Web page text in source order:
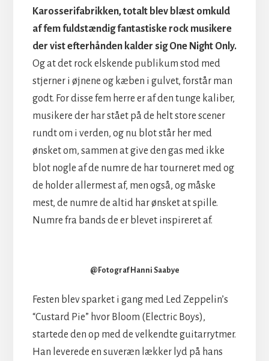
Karosserifabrikken, totalt blev blæst omkuld
af fem fuldstændig fantastiske rock musikere
der vist efterhånden kalder sig One Night Only.
Og at det rock elskende publikum stod med
stjerner i øjnene og kæben i gulvet, forstår man
godt. For disse fem herre er af den tunge kaliber,
musikere der har stået på de helt store scener
rundt om i verden, og nu blot står her med
ønsket om, sammen at give den gas med ikke
blot nogle af de numre de har tourneret med og
de holder allermest af, men også, og måske
mest, de numre de altid har ønsket at spille.
Numre fra bands de er blevet inspireret af.
@Fotograf Hanni Saabye
Festen blev sparket i gang med Led Zeppelin’s
“Custard Pie” hvor Bloom (Electric Boys),
startede den op med de velkendte guitarrytmer.
Han leverede en suveræn lækker lyd på hans